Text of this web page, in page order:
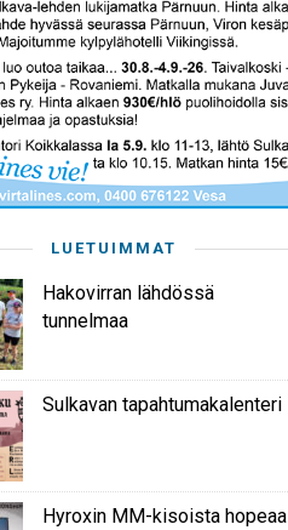
LUETUIMMAT
Hakovirran lähdössä
tunnelmaa
Sulkavan tapahtumakalenteri
Hyroxin MM-kisoista hopeaa